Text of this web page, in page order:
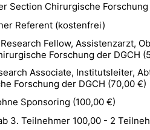
Section Chirurgische
Referent (kostenfrei)
Fellow, Assistenzarzt,
Forschung der DGCH
Associate, Institutsleiter,
Forschung der DGCH (70,00 €)
Sponsoring (100,00 €)
3. Teilnehmer 100,00 - 2